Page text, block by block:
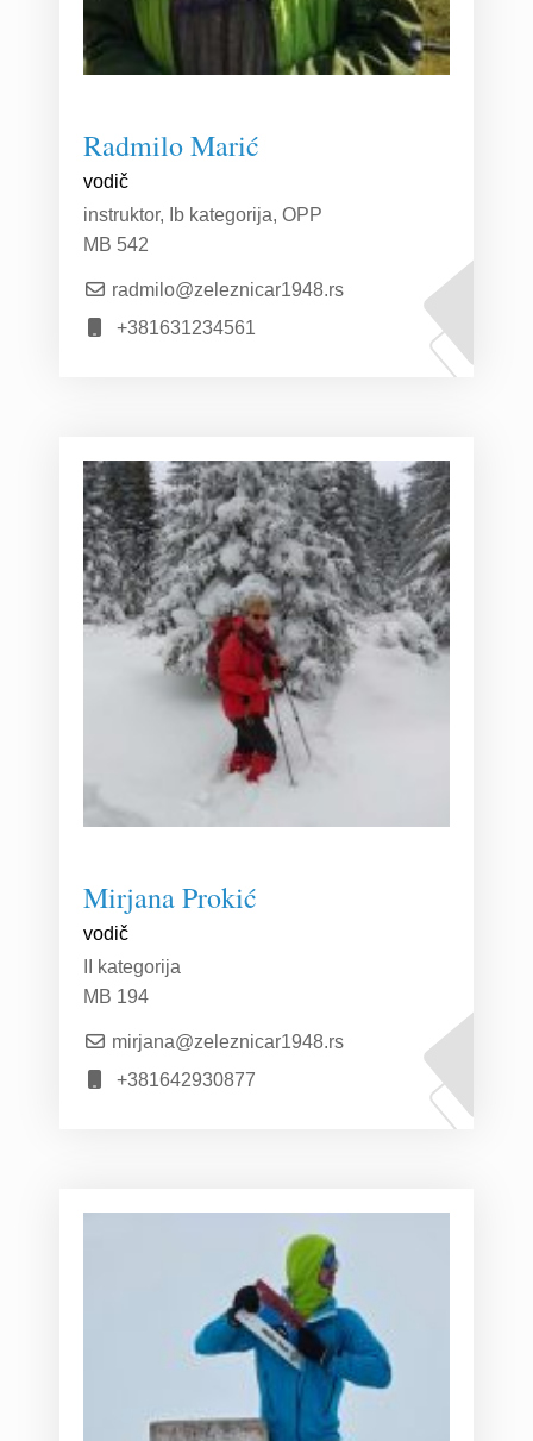
Radmilo Marić
vodič
instruktor, Ib kategorija, OPP
MB 542
radmilo@zeleznicar1948.rs
+381631234561
Mirjana Prokić
vodič
II kategorija
MB 194
mirjana@zeleznicar1948.rs
+381642930877